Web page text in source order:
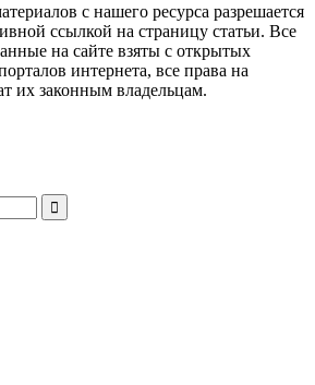
с нашего ресурса разрешается
ссылкой на страницу статьи. Все
на сайте взяты с открытых
интернета, все права на
их законным владельцам.